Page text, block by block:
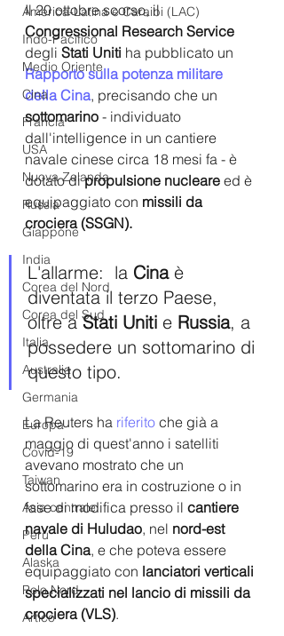
America-Latina e Caraibi (LAC)
Indo-Pacifico
Medio Oriente
Cina
Francia
USA
Nuova Zelanda
Russia
Giappone
India
Corea del Nord
Corea del Sud
Italia
Australia
Germania
Europa
Covid-19
Taiwan
Asia centrale
Perù
Alaska
Polo Nord
Artico
Il 20 ottobre scorso, il
Congressional Research Service
degli Stati Uniti ha pubblicato un
Rapporto sulla potenza militare
della Cina, precisando che un
sottomarino - individuato
dall'intelligence in un cantiere
navale cinese circa 18 mesi fa - è
dotato di propulsione nucleare ed è
equipaggiato con missili da
crociera (SSGN).
L'allarme:  la Cina è
diventata il terzo Paese,
oltre a Stati Uniti e Russia, a
possedere un sottomarino di
questo tipo.
La Reuters ha riferito che già a
maggio di quest'anno i satelliti
avevano mostrato che un
sottomarino era in costruzione o in
fase di modifica presso il cantiere
navale di Huludao, nel nord-est
della Cina, e che poteva essere
equipaggiato con lanciatori verticali
specializzati nel lancio di missili da
crociera (VLS).